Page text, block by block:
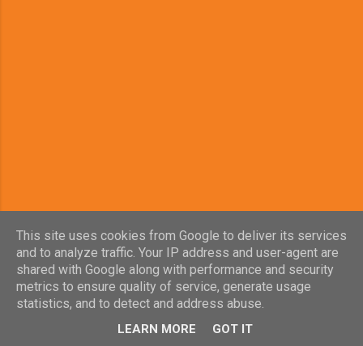
Powered by Blogger
This site uses cookies from Google to deliver its services
and to analyze traffic. Your IP address and user-agent are
shared with Google along with performance and security
metrics to ensure quality of service, generate usage
statistics, and to detect and address abuse.
LEARN MORE GOT IT